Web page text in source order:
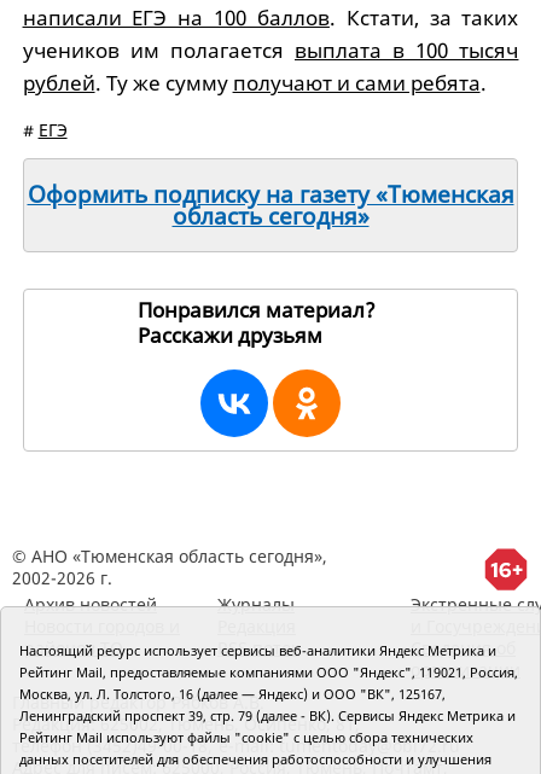
написали ЕГЭ на 100 баллов. Кстати, за таких
учеников им полагается выплата в 100 тысяч
рублей. Ту же сумму получают и сами ребята.
# ЕГЭ
Оформить подписку на газету «Тюменская
область сегодня»
Понравился материал?
Расскажи друзьям
© АНО «Тюменская область сегодня»,
2002-2026 г.
Архив новостей
районов ТО
Журналы
RSS поток
Экстренные
Сведения об
организации
Главный редактор Рябков А.В.
Редакция: 625002, Тюмень, Осипенко, 81,
телефон (3452)49-00-18, e-mail: tumentoday@obl72.ru
Адрес для писем: 625000, Россия, Тюмень, Почтамт,
Настоящий ресурс использует сервисы веб-аналитики Яндекс Метрика и
Рейтинг Mail, предоставляемые компаниями ООО "Яндекс", 119021, Россия,
Москва, ул. Л. Толстого, 16 (далее — Яндекс) и ООО "ВК", 125167,
Ленинградский проспект 39, стр. 79 (далее - ВК). Сервисы Яндекс Метрика и
Рейтинг Mail используют файлы "cookie" с целью сбора технических
данных посетителей для обеспечения работоспособности и улучшения